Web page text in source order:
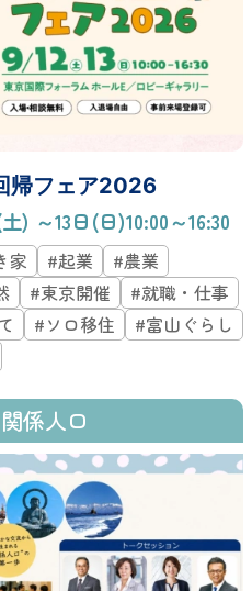
帰フェア2026
) ～13日(日)10:00～16:30
家 #起業
#農業
#東京開催
#就職・仕事
#ソロ移住
#富山ぐらし
関係人口